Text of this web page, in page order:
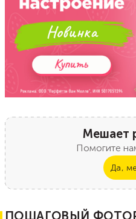
Мешает
Помогите
Да,
ПОШАГОВЫЙ